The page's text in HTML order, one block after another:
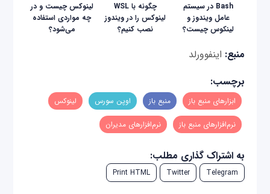
Bash در سیستم
عامل ویندوز و
لینکوس چیست؟
چگونه با WSL
لینوکس را در ویندوز
نصب کنیم؟
لینوکس چیست و در
چه مواردی استفاده
می‌شود؟
منبع: اینفوورلد
برچسب:
ابزارهای منبع باز منبع باز اوپن سورس لینوکس
نرم‌افزارهای منبع باز نرم‌افزارهای مدیران
به اشتراک گذاری مطلب:
Telegram
Twitter
Print HTML